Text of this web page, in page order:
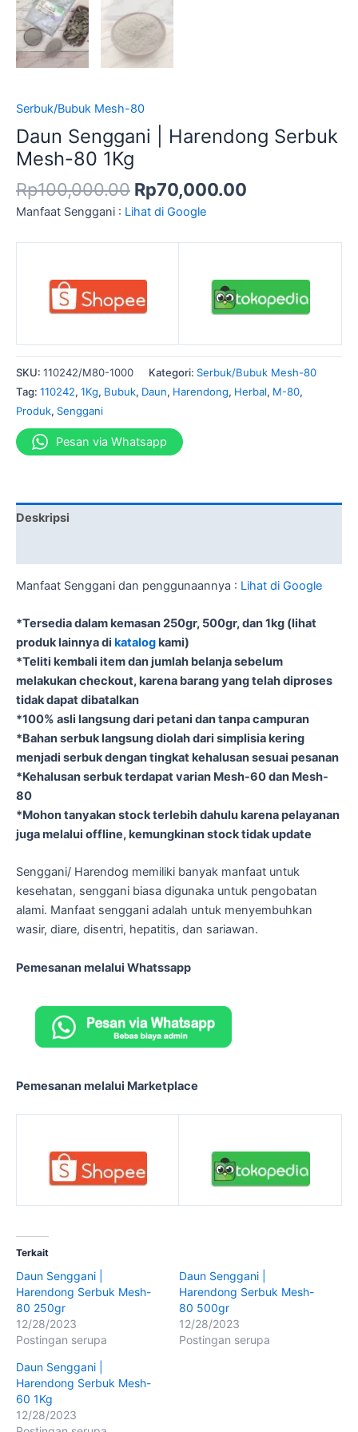
Serbuk/Bubuk Mesh-80
Daun Senggani | Harendong Serbuk
Mesh-80 1Kg
Rp100,000.00 Rp70,000.00
Manfaat Senggani : Lihat di Google
SKU: 110242/M80-1000 Kategori: Serbuk/Bubuk Mesh-80
Tag: 110242, 1Kg, Bubuk, Daun, Harendong, Herbal, M-80,
Produk, Senggani
Pesan via Whatsapp
Deskripsi
Manfaat Senggani dan penggunaannya : Lihat di Google
*Tersedia dalam kemasan 250gr, 500gr, dan 1kg (lihat
produk lainnya di katalogkami)
*Teliti kembali item dan jumlah belanja sebelum
melakukan checkout, karena barang yang telah diproses
tidak dapat dibatalkan
*100% asli langsung dari petani dan tanpa campuran
*Bahan serbuk langsung diolah dari simplisia kering
menjadi serbuk dengan tingkat kehalusan sesuai pesanan
*Kehalusan serbuk terdapat varian Mesh-60 dan Mesh-
80
*Mohon tanyakan stock terlebih dahulu karena pelayanan
juga melalui offline, kemungkinan stock tidak update
Senggani/ Harendog memiliki banyak manfaat untuk
kesehatan, senggani biasa digunaka untuk pengobatan
alami. Manfaat senggani adalah untuk menyembuhkan
wasir, diare, disentri, hepatitis, dan sariawan.
Pemesanan melalui Whatssapp
Pemesanan melalui Marketplace
Terkait
Daun Senggani |
Harendong Serbuk Mesh-
80 250gr
12/28/2023
Postingan serupa
Daun Senggani |
Harendong Serbuk Mesh-
80 500gr
12/28/2023
Postingan serupa
Daun Senggani |
Harendong Serbuk Mesh-
60 1Kg
12/28/2023